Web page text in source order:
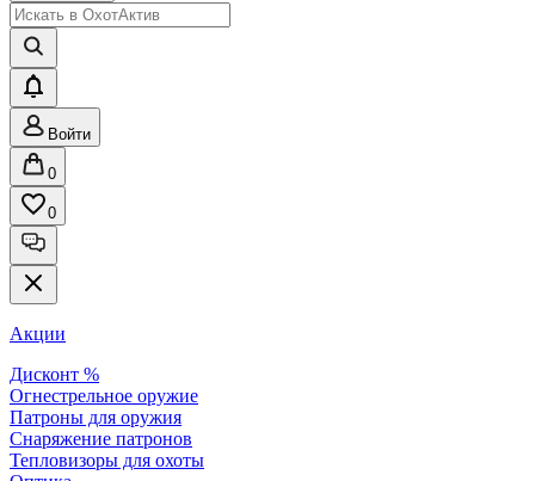
Войти
0
0
Акции
Дисконт %
Огнестрельное оружие
Патроны для оружия
Снаряжение патронов
Тепловизоры для охоты